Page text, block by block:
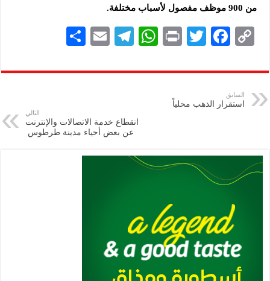
من 900 موظف مفصول لأسباب ‏مختلفة‎.‎
C
p
y
Li
k
F
eb
k
T
tt
er
P
nt
W
at
A
p
p
Te
gr
E
ai
ar
السابق
استقرار الذهب محلياً
التالي
انقطاع خدمة الاتصالات والإنترنت
عن بعض أحياء ‏مدينة ‏طرطوس ‏